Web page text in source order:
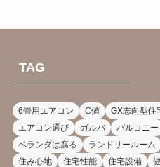
TAG
6畳用エアコン C値 GX志向型住
エアコン選び
ガルバ バルコニー
ベランダは腐る
ランドリールーム
住み心地
住宅性能 住宅設備